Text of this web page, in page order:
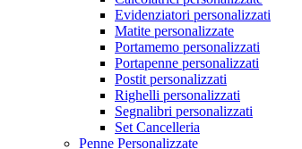
Evidenziatori personalizzati
Matite personalizzate
Portamemo personalizzati
Portapenne personalizzati
Postit personalizzati
Righelli personalizzati
Segnalibri personalizzati
Set Cancelleria
Penne Personalizzate